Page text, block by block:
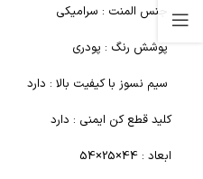
جنس المنت : سرامیکی
پوشش رنگ : پودری
سیم نسوز با کیفیت بالا : دارد
کلید قطع کن ایمنی : دارد
ابعاد : 44×25×54